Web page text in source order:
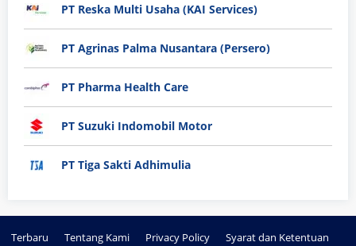
PT Reska Multi Usaha (KAI Services)
PT Agrinas Palma Nusantara (Persero)
PT Pharma Health Care
PT Suzuki Indomobil Motor
PT Tiga Sakti Adhimulia
Terbaru Tentang Kami Privacy Policy Syarat dan Ketentuan